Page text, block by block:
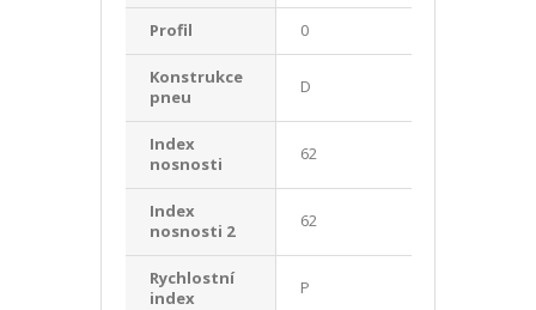
Profil 0
Konstrukce
pneu
D
Index
nosnosti
62
Index
nosnosti 2
62
Rychlostní
index
P